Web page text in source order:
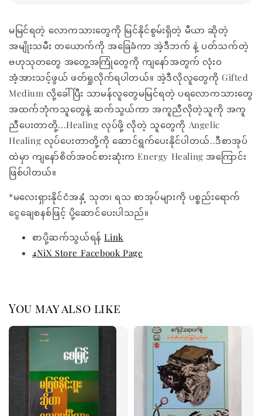
မမြင်ရတဲ့ လောကသားတွေကို မြင်နိုင်စွမ်းရှိတဲ့ မီယာ ဆိုတဲ့
အမျိုးသမီး တယောက်ကို အခြေခံကာ အဲ့ဒီဘက် နဲ့ ပတ်သက်တဲ့
ဗဟုသုတတွေ အတွေ့အကြုံတွေကို ကျနော်အတွက် လုံးဝ
အံ့အားသင့်ဖွယ် ဖတ်ရှုလိုက်ရပါတယ်။ အဲ့ဒီလိုလူတွေကို Gifted
Medium လို့ခေါ်ပြီး သာမန်လူတွေမမြင်ရတဲ့ ပရလောကသားတွေ
အထက်ဘုံကသူတွေနဲ့ ဆက်သွယ်ကာ အကူညီလိုတဲ့သူကို အကူ
ညီပေးတာတို့...Healing လုပ်ဖို့ လိုတဲ့ သူတွေကို Angelic
Healing လုပ်ပေးတာတို့ကို ဆောင်ရွက်ပေးနိုင်ပါတယ်..ဒီစာအုပ်
ထဲမှာ ကျနော်စိတ်အဝင်စားဆုံးက Energy Healing အကြောင်း
ဖြစ်ပါတယ်။
*မလေးရှားနိုင်ငံအနှံ့ သုတ၊ ရသ စာအုပ်များကို ပစ္စည်းရောက်
ငွေချေစနစ်ဖြင့် ပို့ဆောင်ပေးပါသည်။
စာပို့ဆက်သွယ်ရန်Link
4NiX Store Facebook Page
You may also like